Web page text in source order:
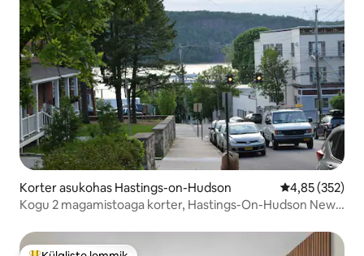
Korter asukohas Hastings-on-Hudson Keskmine
4,85 (352)
Kogu 2 magamistoaga korter, Hastings-On-Hudson New